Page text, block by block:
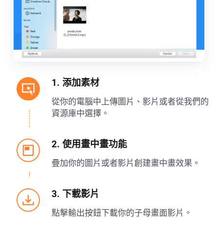
1. 添加素材
從你的電腦中上傳圖片、影片或者從我們的
資源庫中選擇。
2. 使用畫中畫功能
疊加你的圖片或者影片創建畫中畫效果。
3. 下載影片
點擊輸出按鈕下載你的子母畫面影片。